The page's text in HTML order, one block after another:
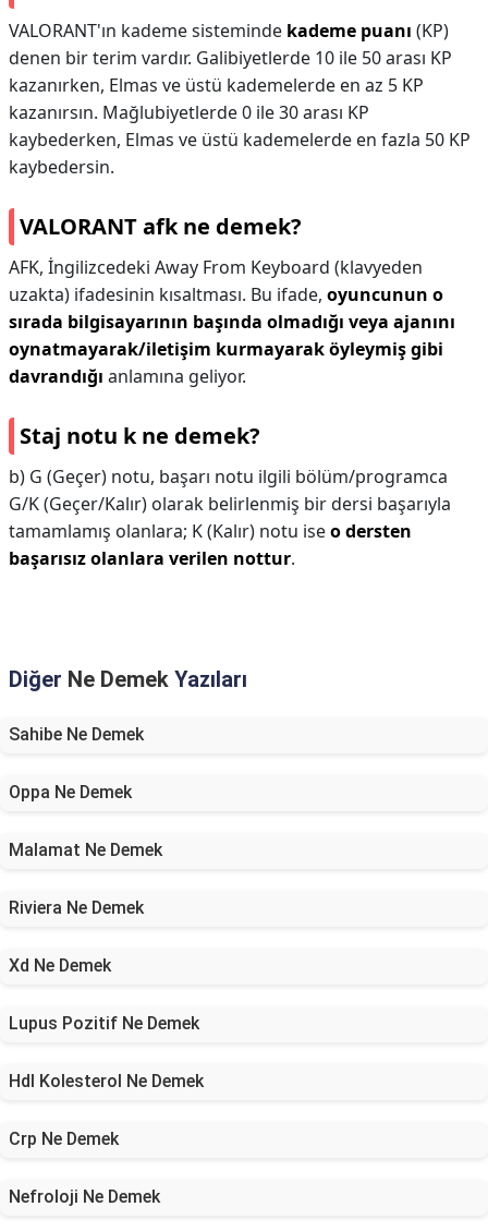
VALORANT'ın kademe sisteminde kademe puanı (KP)
denen bir terim vardır. Galibiyetlerde 10 ile 50 arası KP
kazanırken, Elmas ve üstü kademelerde en az 5 KP
kazanırsın. Mağlubiyetlerde 0 ile 30 arası KP
kaybederken, Elmas ve üstü kademelerde en fazla 50 KP
kaybedersin.
VALORANT afk ne demek?
AFK, İngilizcedeki Away From Keyboard (klavyeden
uzakta) ifadesinin kısaltması. Bu ifade, oyuncunun o
sırada bilgisayarının başında olmadığı veya ajanını
oynatmayarak/iletişim kurmayarak öyleymiş gibi
davrandığı anlamına geliyor.
Staj notu k ne demek?
b) G (Geçer) notu, başarı notu ilgili bölüm/programca
G/K (Geçer/Kalır) olarak belirlenmiş bir dersi başarıyla
tamamlamış olanlara; K (Kalır) notu iseo dersten
başarısız olanlara verilen nottur.
Diğer Ne Demek Yazıları
Sahibe Ne Demek
Oppa Ne Demek
Malamat Ne Demek
Riviera Ne Demek
Xd Ne Demek
Lupus Pozitif Ne Demek
Hdl Kolesterol Ne Demek
Crp Ne Demek
Nefroloji Ne Demek